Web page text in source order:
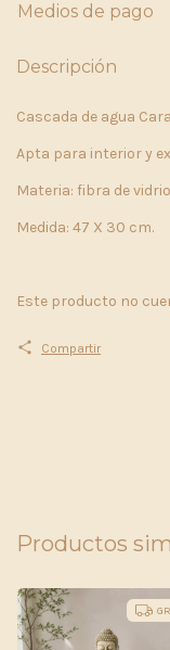
Medios de pago
Descripción
Cascada de agua
Apta para interior y
Materia: fibra de vidrio
Medida: 47 X 30 cm.
Este producto no
Compartir
Productos